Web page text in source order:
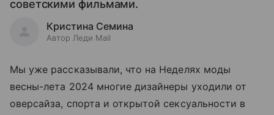
советскими фильмами.
Кристина Семина
Автор Леди Mail
Мы уже рассказывали, что на Неделях моды
весны-лета 2024 многие дизайнеры уходили от
оверсайза, спорта и открытой сексуальности в